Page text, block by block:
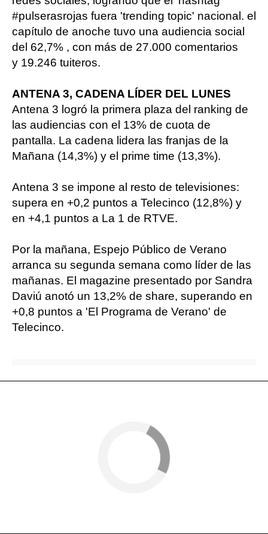
#pulserasrojas fuera 'trending topic' nacional. el
capítulo de anoche tuvo una audiencia social
del 62,7% , con más de 27.000 comentarios
y 19.246 tuiteros.
ANTENA 3, CADENA LÍDER DEL LUNES
Antena 3 logró la primera plaza del ranking de
las audiencias con el 13% de cuota de
pantalla. La cadena lidera las franjas de la
Mañana (14,3%) y el prime time (13,3%).
Antena 3 se impone al resto de televisiones:
supera en +0,2 puntos a Telecinco (12,8%) y
en +4,1 puntos a La 1 de RTVE.
Por la mañana, Espejo Público de Verano
arranca su segunda semana como líder de las
mañanas. El magazine presentado por Sandra
Daviú anotó un 13,2% de share, superando en
+0,8 puntos a 'El Programa de Verano' de
Telecinco.